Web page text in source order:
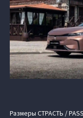
Размеры СТРАСТЬ /